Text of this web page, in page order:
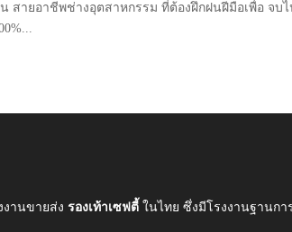
น สายอาชีพช่างอุตสาหกรรม ที่ต้องฝึกฝนฝีมือเพื่อ จ
งานขายส่งรองเท้าเซฟตี้ในไทย ซึ่งมีโรงงานฐานก